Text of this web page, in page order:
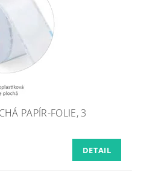
PAPÍR-FOLIE, 3
DETAIL